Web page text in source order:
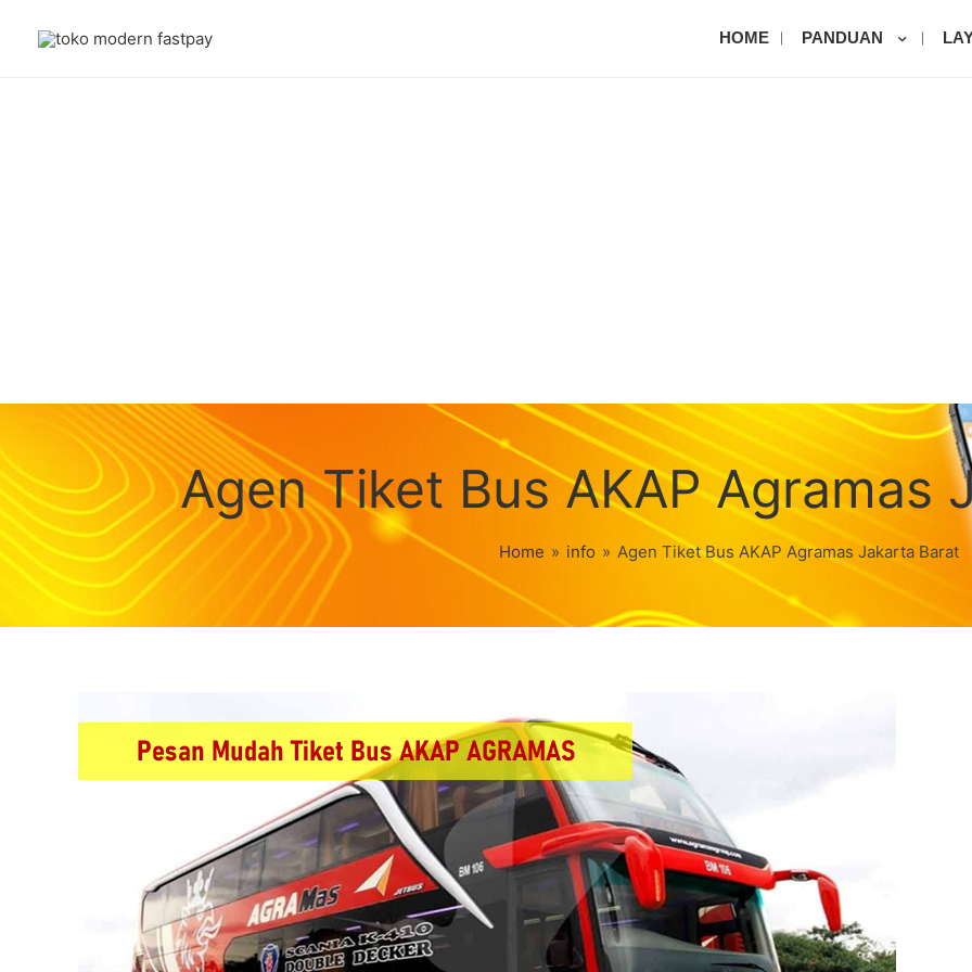
HOME PANDUAN
Agen Tiket Bus AKAP Agramas
Home » info » Agen Tiket Bus AKAP Agramas Jakarta Barat